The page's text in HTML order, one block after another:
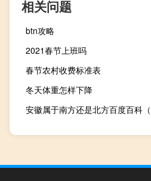
相关问题
btn攻略
2021春节上班吗
春节农村收费标准表
冬天体重怎样下降
安徽属于南方还是北方百度百科